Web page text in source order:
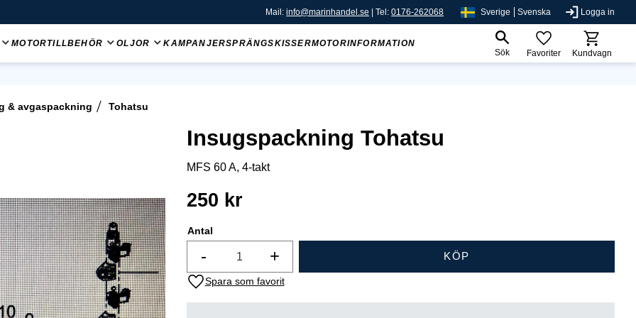
Mail:info@marinhandel.se | Tel:0176-262068 Sverige Svenska Logga in
MOTORTILLBEHÖR OLJOR KAMPANJERSPRÄNGSKISSERMOTORINFORMATION
Sök
Favoriter Kundvagn
& avgaspackning Tohatsu
Insugspackning Tohatsu
MFS 60 A, 4-takt
250 kr
Antal
+
- KÖP
Lägg till i favoriter